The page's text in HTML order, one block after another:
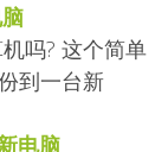
吗? 这个简单
到一台新
电脑